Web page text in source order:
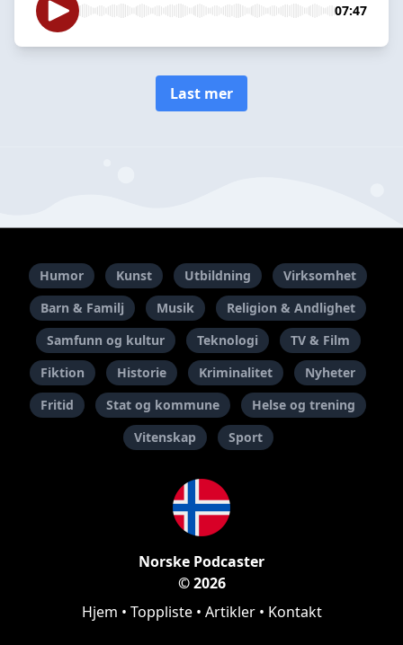
07:47
Last mer
Humor Kunst Utbildning
Virksomhet
Barn & Familj
Musik
Religion & Andlighet
Samfunn og kultur
Teknologi
TV & Film
Fiktion
Historie Kriminalitet
Nyheter
Fritid
Stat og kommune
Helse og trening
Vitenskap
Sport
Norske Podcaster
© 2026
Hjem • Toppliste• Artikler• Kontakt